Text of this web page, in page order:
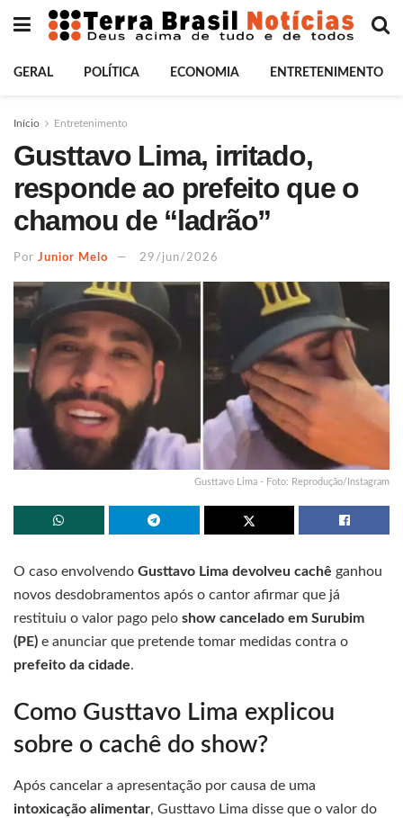
GERAL POLÍTICA ECONOMIA ENTRETENIMENTO
Início Entretenimento
Gusttavo Lima, irritado,
responde ao prefeito que o
chamou de “ladrão”
Por Junior Melo 29/jun/2026
Gusttavo Lima - Foto: Reprodução/Instagram
O caso envolvendo Gusttavo Lima devolveu cachê ganhou
novos desdobramentos após o cantor afirmar que já
restituiu o valor pago pelo show cancelado em Surubim
(PE) e anunciar que pretende tomar medidas contra o
prefeito da cidade.
Como Gusttavo Lima explicou
sobre o cachê do show?
Após cancelar a apresentação por causa de uma
intoxicação alimentar, Gusttavo Lima disse que o valor do